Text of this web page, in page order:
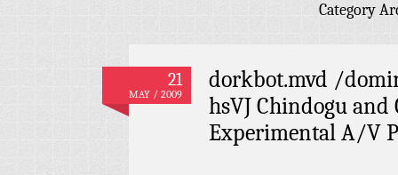
Category
21
MAY / 2009
dorkbot.mvd /
hsVJ Chindogu
Experimental A/V